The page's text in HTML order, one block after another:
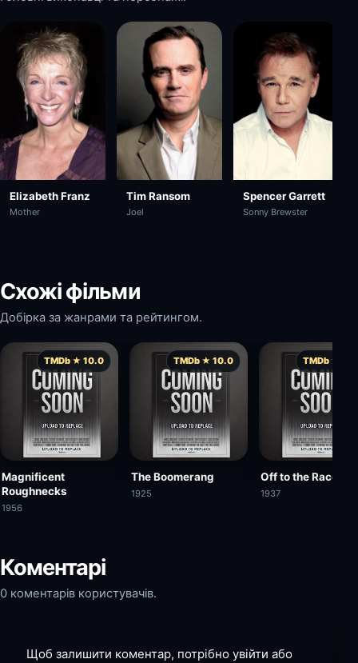
Elizabeth Franz
Mother
Tim Ransom
Joel
Spencer Garrett
Sonny Brewster
Схожі фільми
Добірка за жанрами та рейтингом.
TMDb ★ 10.0
Magnificent
Roughnecks
1956
TMDb ★ 10.0
The Boomerang
1925
TMDb ★
Off to the Races
1937
Коментарі
0 коментарів користувачів.
Щоб залишити коментар, потрібно увійти або